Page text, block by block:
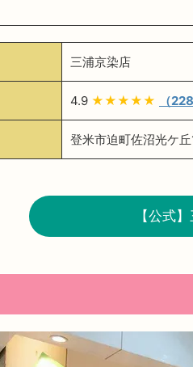
三浦京染店
4.9 ★★★★★ （228
登米市迫町佐沼光ケ
【公式